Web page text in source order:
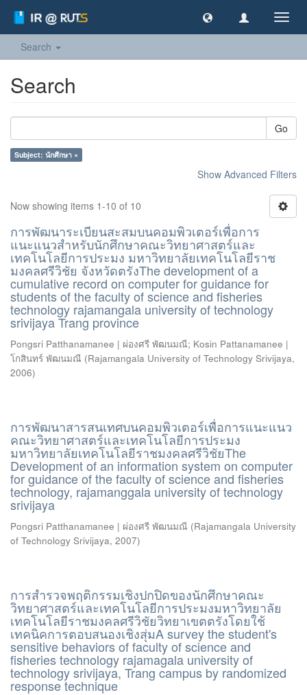
Search
Search
Go
Subject: นักศึกษา ×
Show Advanced Filters
Now showing items 1-10 of 10
การพัฒนาระเบียนสะสมบนคอมพิวเตอร์เพื่อการ
แนะแนวสำหรับนักศึกษาคณะวิทยาศาสตร์และ
เทคโนโลยีการประมง มหาวิทยาลัยเทคโนโลยีราช
มงคลศรีวิชัย จังหวัดตรังThe development of a
cumulative record on computer for guidance for
students of the faculty of science and fisheries
technology rajamangala university of technology
srivijaya Trang province
Pongsri Patthanamanee | ผ่องศรี พัฒนมณี; Kosin Pattanamanee |
โกสินทร์ พัฒนมณี (Rajamangala University of Technology Srivijaya,
2006)
การพัฒนาสารสนเทศบนคอมพิวเตอร์เพื่อการแนะแนว
คณะวิทยาศาสตร์และเทคโนโลยีการประมง
มหาวิทยาลัยเทคโนโลยีราชมงคลศรีวิชัยThe
Development of an information system on computer
for guidance of the faculty of science and fisheries
technology, rajamanggala university of technology
srivijaya
Pongsri Patthanamanee | ผ่องศรี พัฒนมณี (Rajamangala University
of Technology Srivijaya, 2007)
การสำรวจพฤติกรรมเชิงปกปิดของนักศึกษาคณะ
วิทยาศาสตร์และเทคโนโลยีการประมงมหาวิทยาลัย
เทคโนโลยีราชมงคลศรีวิชัยวิทยาเขตตรังโดยใช้
เทคนิคการตอบสนองเชิงสุ่มA survey the student's
sensitive behaviors of faculty of science and
fisheries technology rajamagala university of
technology srivijaya, Trang campus by randomized
response technique